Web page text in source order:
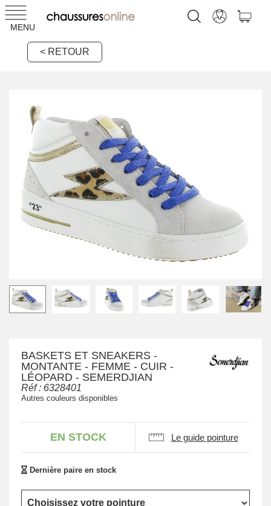
MENU
< RETOUR
BASKETS ET SNEAKERS -
MONTANTE - FEMME - CUIR -
LÉOPARD - SEMERDJIAN
Réf : 6328401
Autres couleurs disponibles
EN STOCK Le guide pointure
Dernière paire en stock